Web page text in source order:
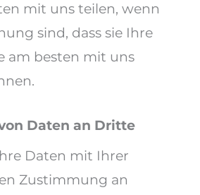
mit uns teilen, wenn
sind, dass sie Ihre
am besten mit uns
Daten an Dritte
Daten mit Ihrer
Zustimmung an